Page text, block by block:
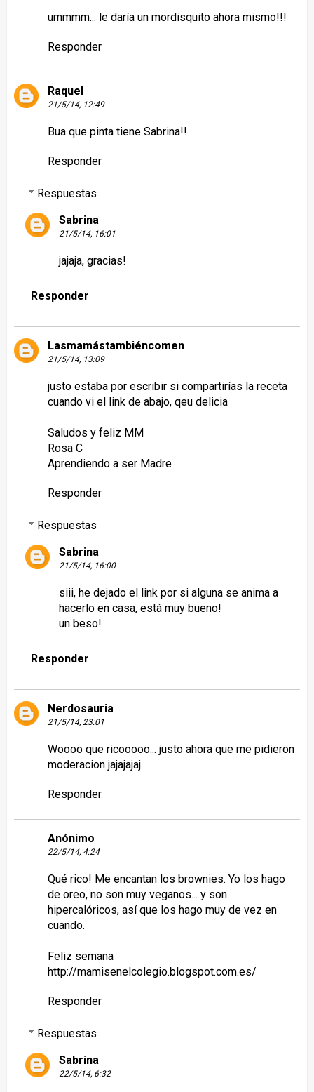
ummmm... le daría un mordisquito ahora mismo!!!
Responder
Raquel
21/5/14, 12:49
Bua que pinta tiene Sabrina!!
Responder
Respuestas
Sabrina
21/5/14, 16:01
jajaja, gracias!
Responder
Lasmamástambiéncomen
21/5/14, 13:09
justo estaba por escribir si compartirías la receta
cuando vi el link de abajo, qeu delicia
Saludos y feliz MM
Rosa C
Aprendiendo a ser Madre
Responder
Respuestas
Sabrina
21/5/14, 16:00
siii, he dejado el link por si alguna se anima a
hacerlo en casa, está muy bueno!
un beso!
Responder
Nerdosauria
21/5/14, 23:01
Woooo que ricooooo... justo ahora que me pidieron
moderacion jajajajaj
Responder
Anónimo
22/5/14, 4:24
Qué rico! Me encantan los brownies. Yo los hago
de oreo, no son muy veganos... y son
hipercalóricos, así que los hago muy de vez en
cuando.
Feliz semana
http://mamisenelcolegio.blogspot.com.es/
Responder
Respuestas
Sabrina
22/5/14, 6:32